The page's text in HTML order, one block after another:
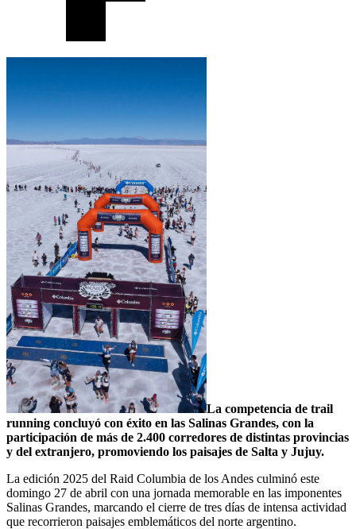
La competencia de trail
running concluyó con éxito en las Salinas Grandes, con la
participación de más de 2.400 corredores de distintas provincias
y del extranjero, promoviendo los paisajes de Salta y Jujuy.
La edición 2025 del Raid Columbia de los Andes culminó este
domingo 27 de abril con una jornada memorable en las imponentes
Salinas Grandes, marcando el cierre de tres días de intensa actividad
que recorrieron paisajes emblemáticos del norte argentino.